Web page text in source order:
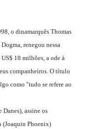
o dinamarquês Thomas
renegou nessa
18 milhões, a ode à
companheiros. O título
como "tudo se refere ao
Danes), assine os
(Joaquin Phoenix)